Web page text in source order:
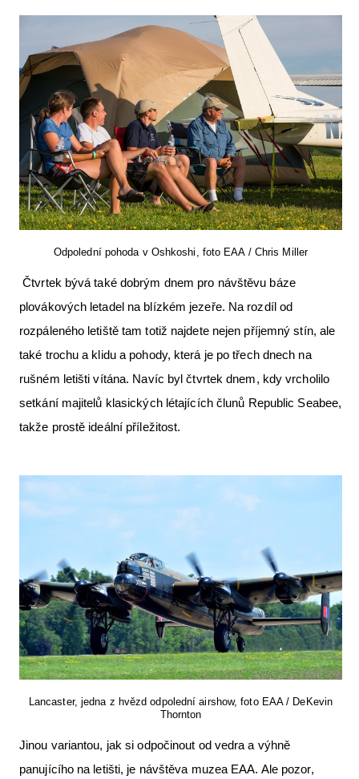
Odpolední pohoda v Oshkoshi, foto EAA / Chris Miller
Čtvrtek bývá také dobrým dnem pro návštěvu báze
plovákových letadel na blízkém jezeře. Na rozdíl od
rozpáleného letiště tam totiž najdete nejen příjemný stín, ale
také trochu a klidu a pohody, která je po třech dnech na
rušném letišti vítána. Navíc byl čtvrtek dnem, kdy vrcholilo
setkání majitelů klasických létajících člunů Republic Seabee,
takže prostě ideální příležitost.
Lancaster, jedna z hvězd odpolední airshow, foto EAA / DeKevin
Thornton
Jinou variantou, jak si odpočinout od vedra a výhně
panujícího na letišti, je návštěva muzea EAA. Ale pozor,